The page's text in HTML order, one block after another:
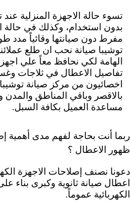
تسوء حالة الاجهزة المنزلية
بدون استخدام، وكذلك في حالة
مفرط دون صيانتها وقائياً مدد
توشيبا صيانة نحب ان طلع
الهامة لكي نحافظ معاً علي
تفاصيل الاعطال في ثلاجات
اخصائيون من مركز صيانة توشيبا
بالاقصر وباقي المناطق والمدن
مساعدة العميل بكافة السبل.
ربما أنت بحاجة لفهم مدى أهمية
ظهور الاعطال ؟
دعونا نصنف إصلاحات الاجهزة
اعطال صيانة ثانوية وكبرى بناء
الكهربائية عموماً.